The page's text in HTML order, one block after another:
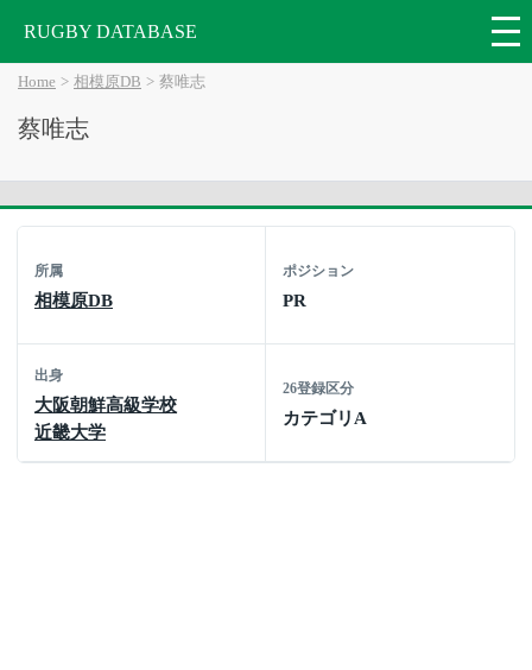
RUGBY DATABASE
Home 相模原DB 蔡唯志
蔡唯志
所属
相模原DB
ポジション
PR
出身
大阪朝鮮高級学校
近畿大学
26登録区分
カテゴリA